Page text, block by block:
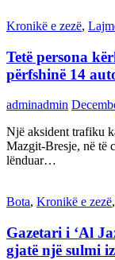
Kronikë e zezë,
Tetë persona
përfshinë 14
adminadmin
Një aksident trafiku
Mazgit-Bresje, në të
lënduar…
Bota, Kronikë e zezë,
Gazetari i ‘Al
gjatë një sulmi